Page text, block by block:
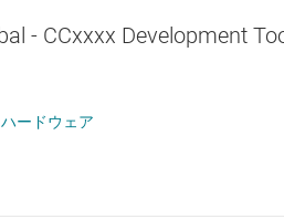
- CCxxxx Development
ードウェア